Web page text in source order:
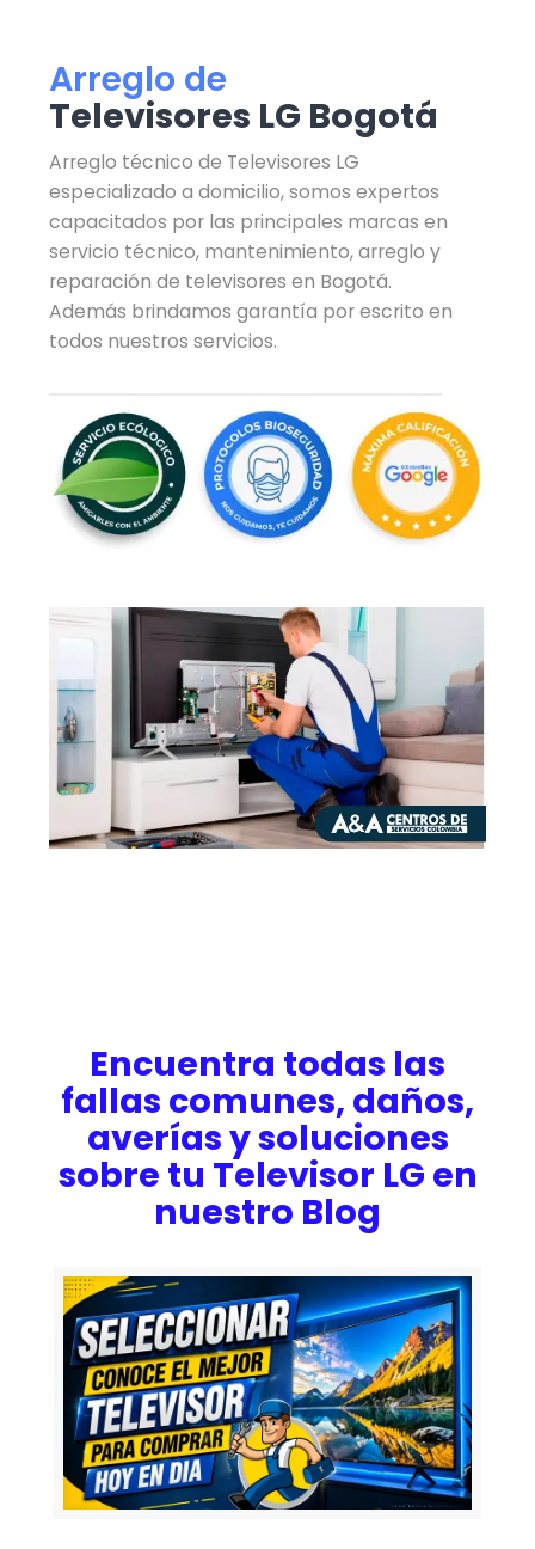
Arreglo de
Televisores LG Bogotá
Arreglo técnico de Televisores LG
especializado a domicilio, somos expertos
capacitados por las principales marcas en
servicio técnico, mantenimiento, arreglo y
reparación de televisores en Bogotá.
Además brindamos garantía por escrito en
todos nuestros servicios.
Encuentra todas las
fallas comunes, daños,
averías y soluciones
sobre tu Televisor LG en
nuestro Blog